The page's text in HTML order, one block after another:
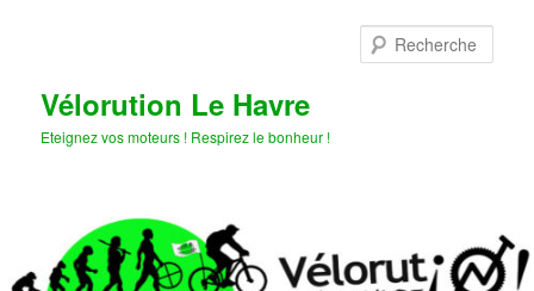
Vélorution Le Havre
Eteignez vos moteurs ! Respirez le bonheur !